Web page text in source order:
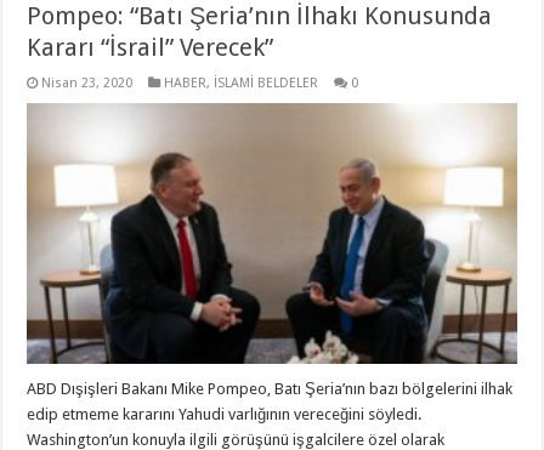
Pompeo: “Batı Şeria’nın İlhakı Konusunda
Kararı “İsrail” Verecek”
Nisan 23, 2020 HABER, İSLAMİ BELDELER 0
ABD Dışişleri Bakanı Mike Pompeo, Batı Şeria’nın bazı bölgelerini ilhak
edip etmeme kararını Yahudi varlığının vereceğini söyledi.
Washington’un konuyla ilgili görüşünü işgalcilere özel olarak